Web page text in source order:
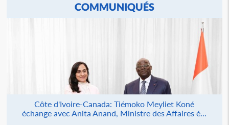
COMMUNIQUÉS
Côte d'Ivoire-Canada: Tiémoko Meyliet Koné
échange avec Anita Anand, Ministre des Affaires é...